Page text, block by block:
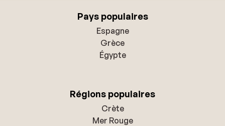
Pays populaires
Espagne
Grèce
Égypte
Régions populaires
Crète
Mer Rouge